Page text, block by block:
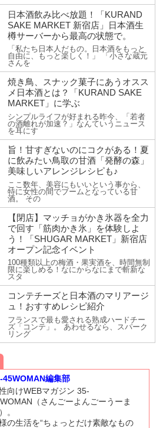
日本酒飲み比べ放題！「KURAND
SAKE MARKET 新宿店」日本酒生
樽サーバーから最高の状態で。
「私たち日本人だもの。日本酒をもっと
自由に、もっと楽しく！」 「小さな蔵元
さんを
焼き鳥、スナック菓子にあうオスス
メ日本酒とは？「KURAND SAKE
MARKET」に学ぶ
シンプルライフが好まれる昨今、「若者
の酒離れが加速？」なんていうニュース
を耳にす
旨！甘すぎないのにコクがある！夏
に飲みたい鳥取の甘酒「発酵の森」
美味しいアレンジレシピも♪
ここ数年、美容にもいいという事から、
特に女性の間でブームとなっている甘
酒。 その
【閉店】マッチョがかき氷器を全力
で回す「筋肉かき氷」を体験しよ
う！「SHUGAR MARKET」新宿店
オープン記念イベント
100種類以上の梅酒・果実酒を、時間無制
限に楽しめる！なにからなにまで斬新な
スタ
コンテチーズと日本酒のマリアージ
ュ！おすすめレシピ紹介
フランスで最も愛される熟成ハードチー
ズ「コンテ」。 あわせるなら、スパーク
リング
45WOMAN編集部
向けWEBマガジン 35-
（さんごーよんごーうーま
。
の生活を“ちょっとだけ素敵なもの